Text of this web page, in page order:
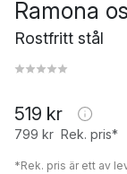
Ramona
Rostfritt stål
519 kr
799 kr Rek. pris*
*Rek. pris är ett av